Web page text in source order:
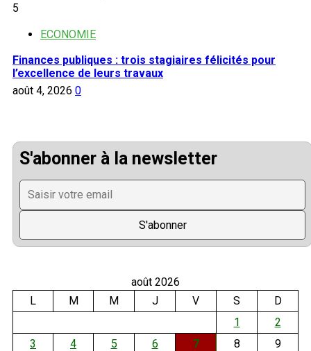
5
ECONOMIE
Finances publiques : trois stagiaires félicités pour
l’excellence de leurs travaux
août 4, 2026 0
S'abonner à la newsletter
août 2026
L
M M J V S
D
1
2
3
4 5 6 7 8
9